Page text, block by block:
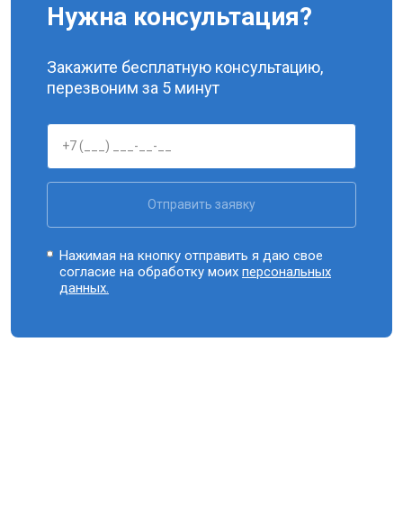
Нужна консультация?
Закажите бесплатную консультацию,
перезвоним за 5 минут
Отправить заявку
Нажимая на кнопку отправить я даю свое
согласие на обработку моихперсональных
данных.